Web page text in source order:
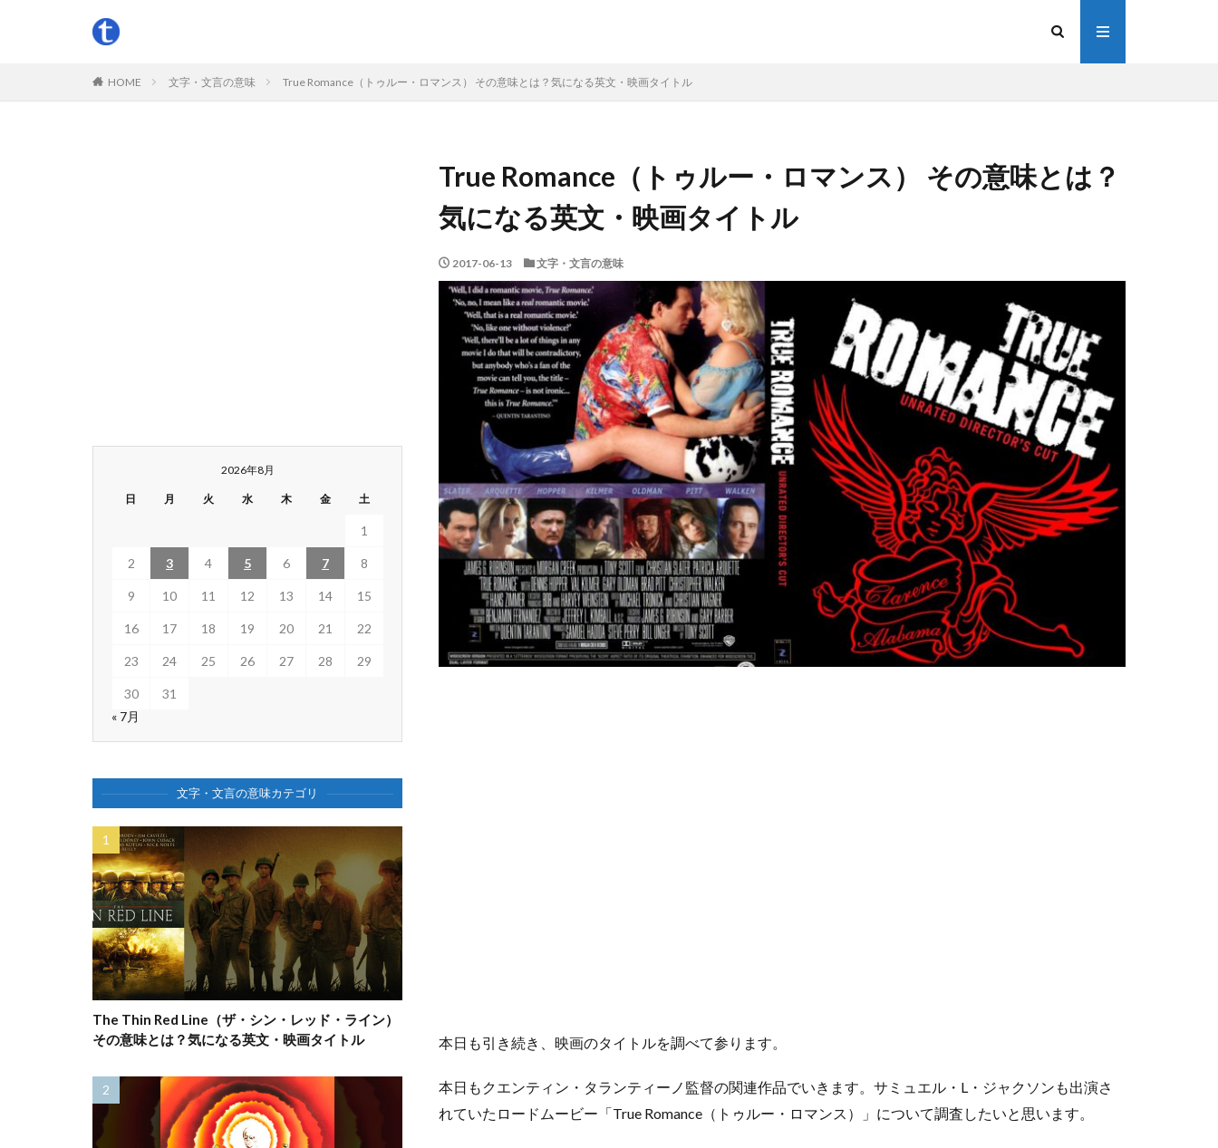
HOME 文字・文言の意味 True Romance（トゥルー・ロマンス） その意味とは？気になる英文・映画タイトル
True Romance（トゥルー・ロマンス） その意味とは？
気になる英文・映画タイトル
2017-06-13 文字・文言の意味
本日も引き続き、映画のタイトルを調べて参ります。
本日もクエンティン・タランティーノ監督の関連作品でいきます。サミュエル・L・ジャクソンも出演さ
れていたロードムービー「True Romance（トゥルー・ロマンス）」について調査したいと思います。
2026年8月
日 月 火 水 木 金 土
1
2 3 4 5 6 7 8
9 10 11 12 13 14 15
16 17 18 19 20 21 22
23 24 25 26 27 28 29
30
31
« 7月
文字・文言の意味カテゴリ
The Thin Red Line（ザ・シン・レッド・ライン）
その意味とは？気になる英文・映画タイトル